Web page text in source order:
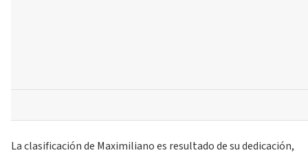
La clasificación de Maximiliano es resultado de su dedicación,